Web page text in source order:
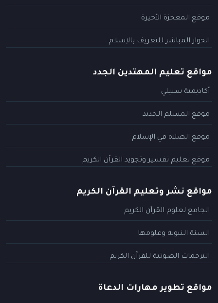
موقع المعجزة الأخيرة
الحوار المباشر للتعريف بالإسلام
مواقع تعليم المهتدين الجدد
أكاديمية سبيلي
موقع المسلم الجديد
موقع الصلاة في الإسلام
موقع تعليم تفسير وتجويد القرآن الكريم
مواقع نشر وتعليم القرآن الكريم
الجامع لعلوم القرآن الكريم
السنة النبوية وعلومها
الترجمات الصوتية للقرآن الكريم
مواقع تطوير مهارات الدعاة